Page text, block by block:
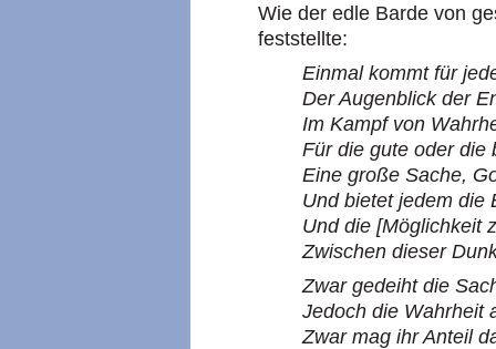
Wie der edle Barde von
feststellte:
Einmal kommt für
Der Augenblick der
Im Kampf von
Für die gute oder die
Eine große Sache,
Und bietet jedem die
Und die [Möglichkeit
Zwischen dieser
Zwar gedeiht die
Jedoch die Wahrheit
Zwar mag ihr Anteil